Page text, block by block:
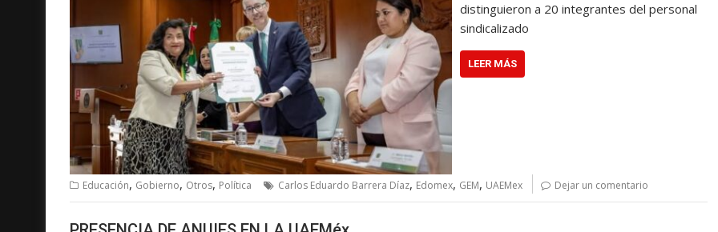
distinguieron a 20 integrantes del personal
sindicalizado
LEER MÁS
Educación, Gobierno, Otros, Política Carlos Eduardo Barrera Díaz, Edomex, GEM, UAEMex Dejar un comentario